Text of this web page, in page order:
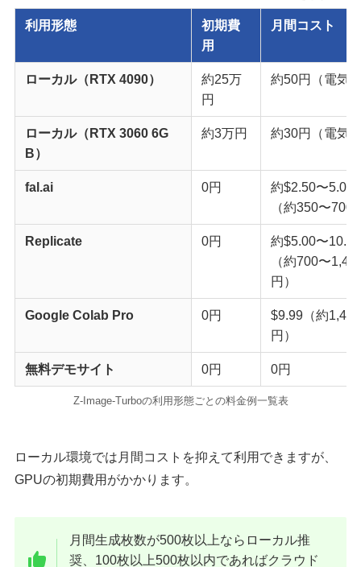
利用形態
初期費
用
月間コスト
ローカル（RTX 4090）
約25万
円
約50円（電気
ローカル（RTX 3060 6G
B）
約3万円 約30円（電気
fal.ai 0円
約$2.50〜5.00
（約350〜700
Replicate 0円
約$5.00〜10.0
（約700〜
円）
Google Colab Pro 0円
$9.99（約1,400
円）
無料デモサイト 0円 0円
Z-Image-Turboの利用形態ごとの料金例一覧表
ローカル環境では月間コストを抑えて利用できますが、
GPUの初期費用がかかります。
月間生成枚数が500枚以上ならローカル推
奨、100枚以上500枚以内であればクラウド